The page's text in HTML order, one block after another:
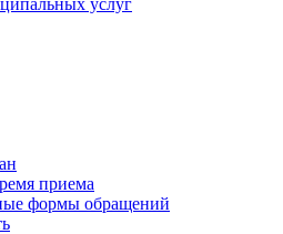
услуг
приема
формы обращений